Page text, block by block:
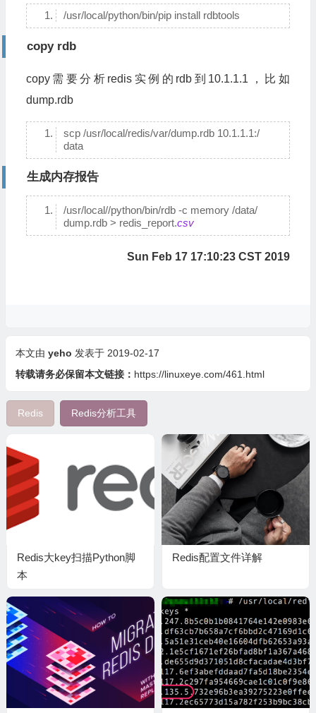
/usr/local/python/bin/pip install rdbtools
copy rdb
copy需要分析redis实例的rdb到10.1.1.1，比如
dump.rdb
scp /usr/local/redis/var/dump.rdb 10.1.1.1:/
data
生成内存报告
/usr/local//python/bin/rdb -c memory /data/
dump.rdb > redis_report.csv
Sun Feb 17 17:10:23 CST 2019
本文由 yeho 发表于 2019-02-17
转载请务必保留本文链接： https://linuxeye.com/461.html
Redis Redis分析工具
Redis大key扫描Python脚
本
Redis配置文件详解